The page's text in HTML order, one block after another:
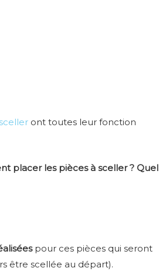
ont toutes leur fonction
placer les pièces à sceller ? Quel
pour ces pièces qui seront
être scellée au départ).